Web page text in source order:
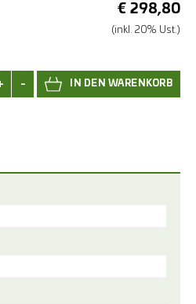
€ 298,80
(inkl. 20% Ust.)
-